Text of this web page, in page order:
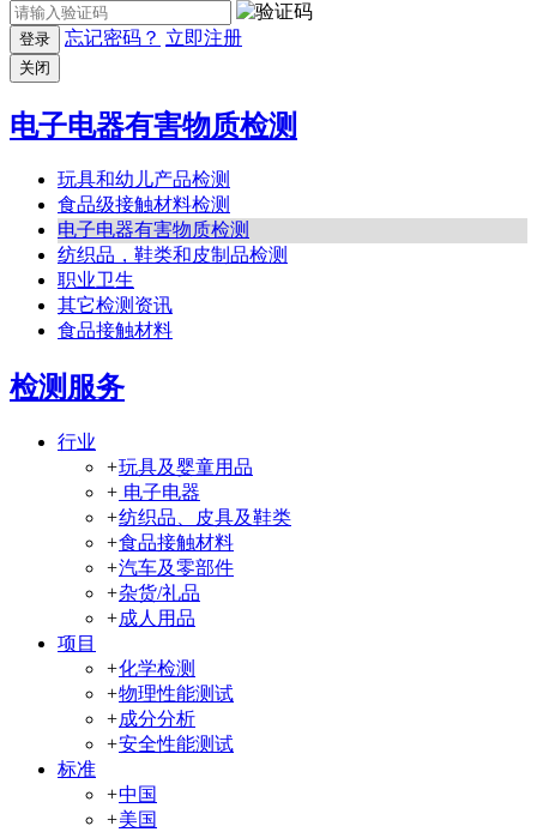
登录 忘记密码？ 立即注册
关闭
电子电器有害物质检测
玩具和幼儿产品检测
食品级接触材料检测
电子电器有害物质检测
纺织品，鞋类和皮制品检测
职业卫生
其它检测资讯
食品接触材料
检测服务
行业
+玩具及婴童用品
+ 电子电器
+纺织品、皮具及鞋类
+食品接触材料
+汽车及零部件
+杂货/礼品
+成人用品
项目
+化学检测
+物理性能测试
+成分分析
+安全性能测试
标准
+中国
+美国